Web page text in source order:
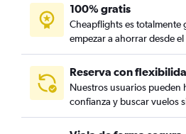
100% gratis
Cheapflights es totalmente
empezar a ahorrar desde
Reserva con
Nuestros usuarios pueden
confianza y buscar vuelos